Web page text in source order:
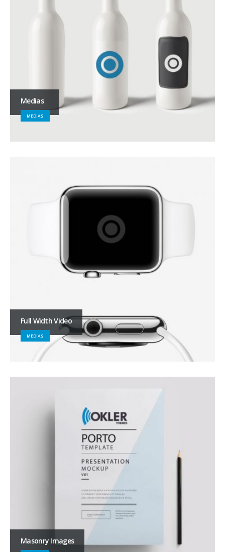
Medias
MEDIAS
Full Width Video
MEDIAS
Masonry Images